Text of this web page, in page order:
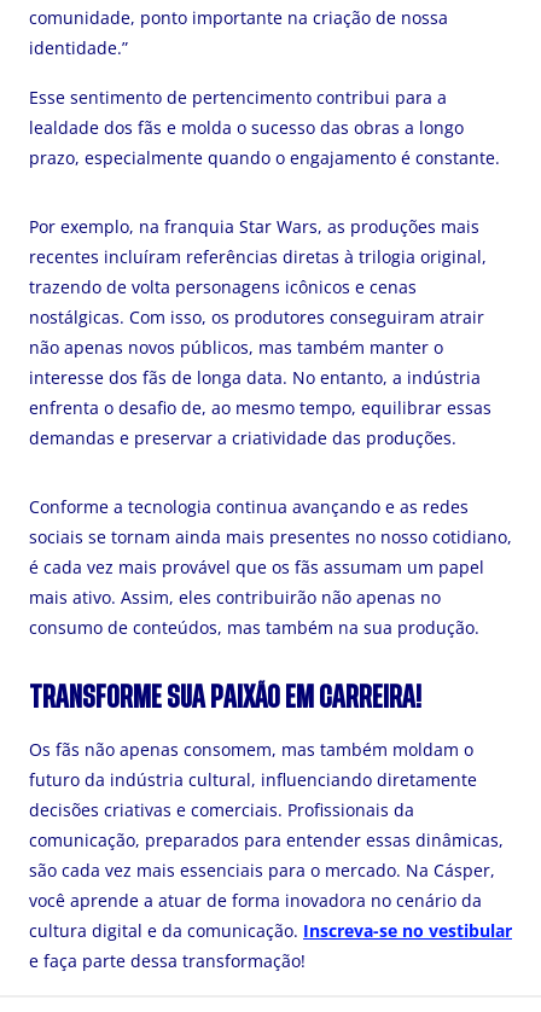
comunidade, ponto importante na criação de nossa
identidade.”
Esse sentimento de pertencimento contribui para a
lealdade dos fãs e molda o sucesso das obras a longo
prazo, especialmente quando o engajamento é constante.
Por exemplo, na franquia Star Wars, as produções mais
recentes incluíram referências diretas à trilogia original,
trazendo de volta personagens icônicos e cenas
nostálgicas. Com isso, os produtores conseguiram atrair
não apenas novos públicos, mas também manter o
interesse dos fãs de longa data. No entanto, a indústria
enfrenta o desafio de, ao mesmo tempo, equilibrar essas
demandas e preservar a criatividade das produções.
Conforme a tecnologia continua avançando e as redes
sociais se tornam ainda mais presentes no nosso cotidiano,
é cada vez mais provável que os fãs assumam um papel
mais ativo. Assim, eles contribuirão não apenas no
consumo de conteúdos, mas também na sua produção.
TRANSFORME SUA PAIXÃO EM CARREIRA!
Os fãs não apenas consomem, mas também moldam o
futuro da indústria cultural, influenciando diretamente
decisões criativas e comerciais. Profissionais da
comunicação, preparados para entender essas dinâmicas,
são cada vez mais essenciais para o mercado. Na Cásper,
você aprende a atuar de forma inovadora no cenário da
cultura digital e da comunicação. Inscreva-se no vestibular
e faça parte dessa transformação!